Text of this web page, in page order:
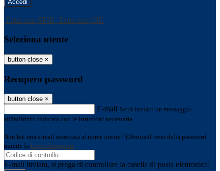
-
Entra con SPID Entra con CIE
Seleziona utente
button close ×
Recupero password
button close ×
E-mail Verrà inviato un messaggio
all'indirizzo indicato con le istruzioni necessarie.
Non hai una e-mail associata al nome utente? Effettua il reset della password
tramite la Login Spaggiari
E-mail inviata, si prega di controllare la casella di posta elettronica!